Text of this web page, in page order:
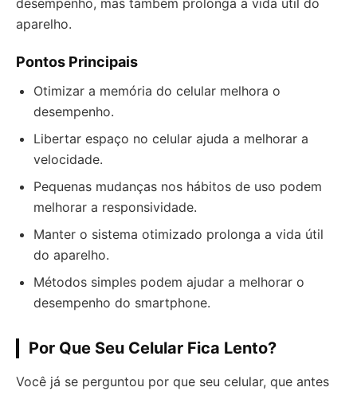
desempenho, mas também prolonga a vida útil do
aparelho.
Pontos Principais
Otimizar a memória do celular melhora o
desempenho.
Libertar espaço no celular ajuda a melhorar a
velocidade.
Pequenas mudanças nos hábitos de uso podem
melhorar a responsividade.
Manter o sistema otimizado prolonga a vida útil
do aparelho.
Métodos simples podem ajudar a melhorar o
desempenho do smartphone.
Por Que Seu Celular Fica Lento?
Você já se perguntou por que seu celular, que antes